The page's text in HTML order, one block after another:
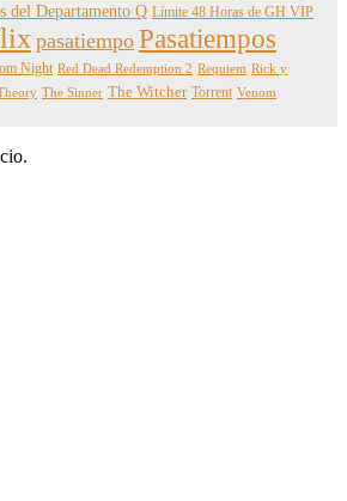
del Departamento Q Límite 48 Horas de GH VIP
pasatiempo Pasatiempos
Night Red Dead Redemption 2 Requiem Rick y
The Sinner The Witcher Torrent Venom